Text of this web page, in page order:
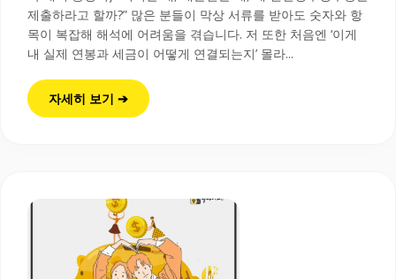
제출하라고 할까?” 많은 분들이 막상 서류를 받아도 숫자와 항
목이 복잡해 해석에 어려움을 겪습니다. 저 또한 처음엔 ‘이게
내 실제 연봉과 세금이 어떻게 연결되는지’ 몰라...
자세히 보기 ➔